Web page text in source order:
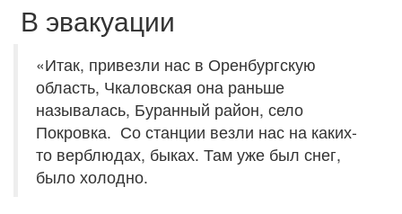
В эвакуации
«Итак, привезли нас в Оренбургскую
область, Чкаловская она раньше
называлась, Буранный район, село
Покровка. Со станции везли нас на каких-
то верблюдах, быках. Там уже был снег,
было холодно.